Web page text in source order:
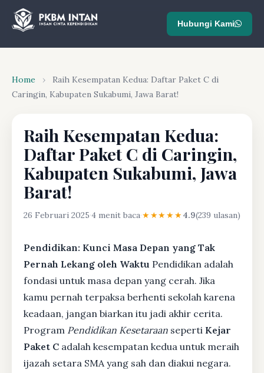
Hubungi Kami
Home ›
Raih Kesempatan Kedua: Daftar Paket C di
Caringin, Kabupaten Sukabumi, Jawa Barat!
Raih Kesempatan Kedua:
Daftar Paket C di Caringin,
Kabupaten Sukabumi, Jawa
Barat!
26 Februari 2025·4 menit baca·★★★★★4.9(239 ulasan)
Pendidikan: Kunci Masa Depan yang Tak
Pernah Lekang oleh Waktu Pendidikan adalah
fondasi untuk masa depan yang cerah. Jika
kamu pernah terpaksa berhenti sekolah karena
keadaan, jangan biarkan itu jadi akhir cerita.
Program Pendidikan Kesetaraan seperti Kejar
Paket C adalah kesempatan kedua untuk meraih
ijazah setara SMA yang sah dan diakui negara.